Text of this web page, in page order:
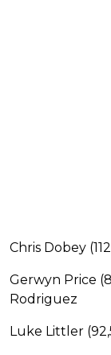
Chris Dobey
Gerwyn Price
Rodriguez
Luke Littler